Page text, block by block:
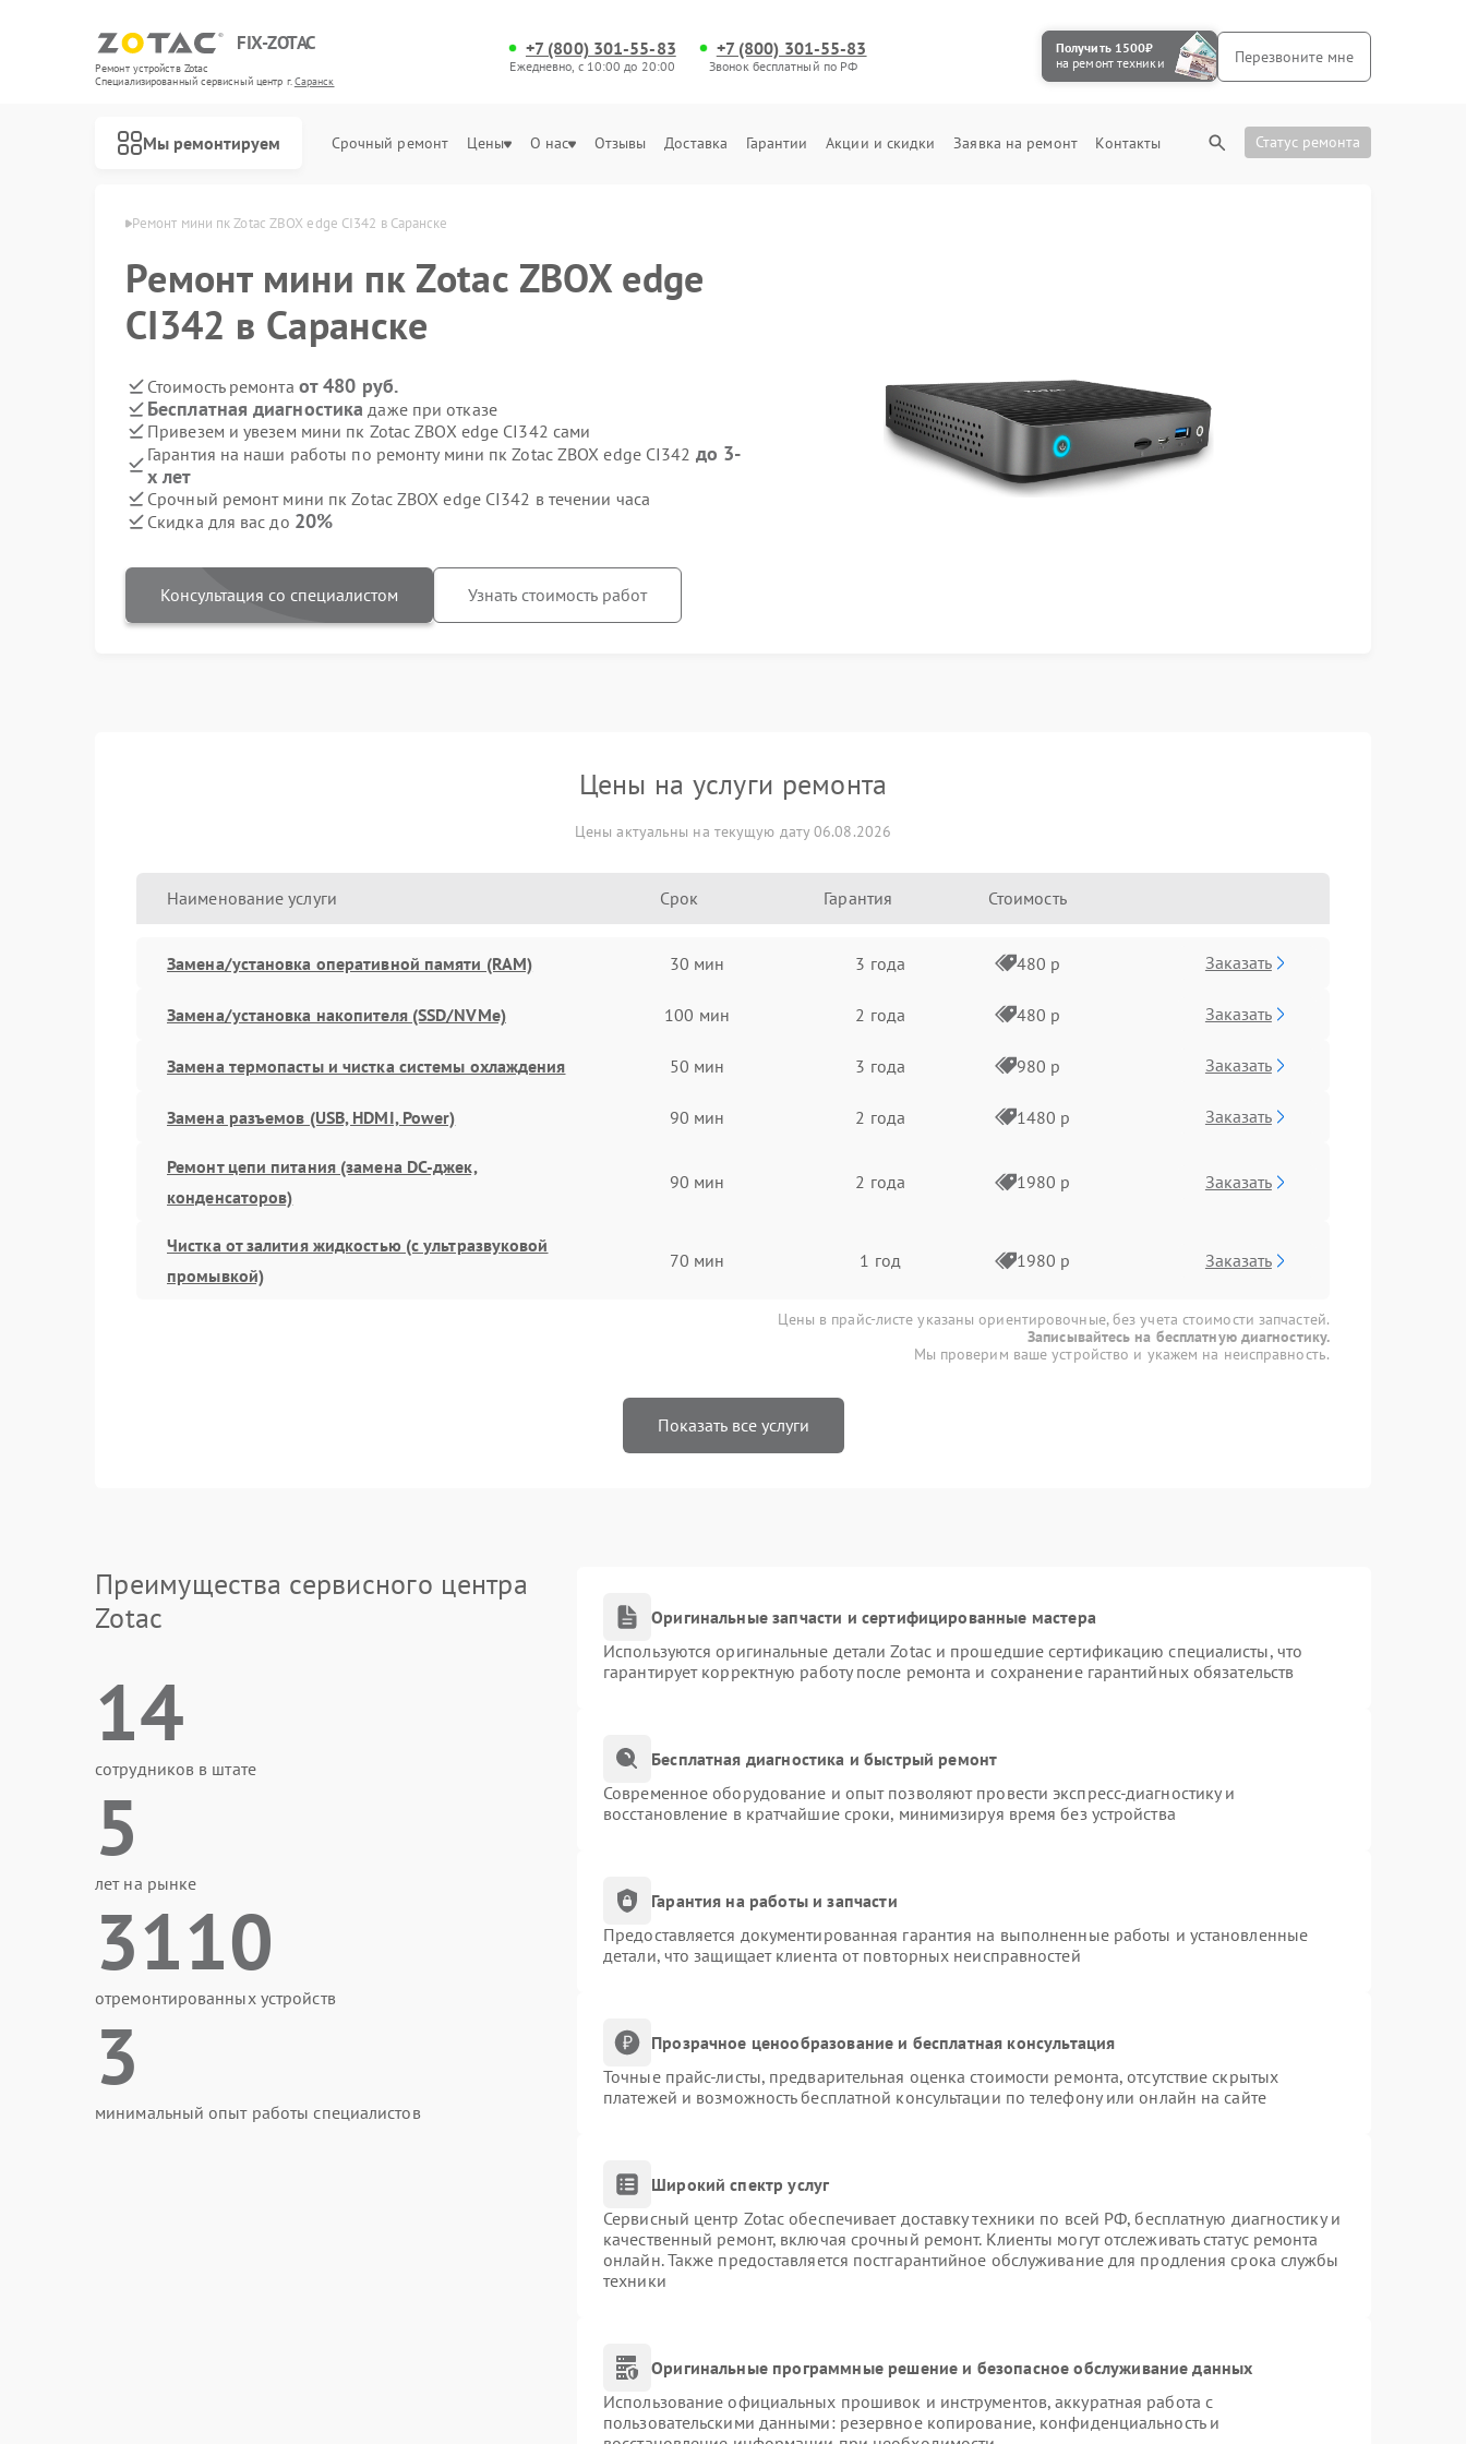
FIX-ZOTAC
Ремонт устройств Zotac
Специализированный cервисный центр г.Саранск
+7 (800) 301-55-83
Ежедневно, с 10:00 до 20:00
+7 (800) 301-55-83
Звонок бесплатный по РФ
Получить 1500₽
на ремонт техники
Перезвоните мне
Мы ремонтируем Срочный ремонт Цены О нас Отзывы Доставка Гарантии Акции и скидки Заявка на ремонт Контакты Статус ремонта
Ремонт мини пк Zotac ZBOX edge CI342 в Саранске
Ремонт мини пк Zotac ZBOX edge
CI342 в Саранске
Стоимость ремонта от 480 руб.
Бесплатная диагностика даже при отказе
Привезем и увезем мини пк Zotac ZBOX edge CI342 сами
Гарантия на наши работы по ремонту мини пк Zotac ZBOX edge CI342 до 3-
х лет
Срочный ремонт мини пк Zotac ZBOX edge CI342 в течении часа
Скидка для вас до 20%
Консультация со специалистом Узнать стоимость работ
Цены на услуги ремонта
Цены актуальны на текущую дату 06.08.2026
Наименование услуги Срок Гарантия Стоимость
Замена/установка оперативной памяти (RAM) 30 мин 3 года 480 р Заказать
Замена/установка накопителя (SSD/NVMe) 100 мин 2 года 480 р Заказать
Замена термопасты и чистка системы охлаждения 50 мин 3 года 980 р Заказать
Замена разъемов (USB, HDMI, Power) 90 мин 2 года 1480 р Заказать
Ремонт цепи питания (замена DC-джек,
конденсаторов)
90 мин 2 года 1980 р Заказать
Чистка от залития жидкостью (с ультразвуковой
промывкой)
70 мин 1 год 1980 р Заказать
Цены в прайс-листе указаны ориентировочные, без учета стоимости запчастей.
Записывайтесь на бесплатную диагностику.
Мы проверим ваше устройство и укажем на неисправность.
Показать все услуги
Преимущества сервисного центра
Zotac
14
сотрудников в штате
5
лет на рынке
3110
отремонтированных устройств
3
минимальный опыт работы специалистов
Оригинальные запчасти и сертифицированные мастера
Используются оригинальные детали Zotac и прошедшие сертификацию специалисты, что
гарантирует корректную работу после ремонта и сохранение гарантийных обязательств
Бесплатная диагностика и быстрый ремонт
Современное оборудование и опыт позволяют провести экспресс-диагностику и
восстановление в кратчайшие сроки, минимизируя время без устройства
Гарантия на работы и запчасти
Предоставляется документированная гарантия на выполненные работы и установленные
детали, что защищает клиента от повторных неисправностей
Прозрачное ценообразование и бесплатная консультация
Точные прайс-листы, предварительная оценка стоимости ремонта, отсутствие скрытых
платежей и возможность бесплатной консультации по телефону или онлайн на сайте
Широкий спектр услуг
Сервисный центр Zotac обеспечивает доставку техники по всей РФ, бесплатную диагностику и
качественный ремонт, включая срочный ремонт. Клиенты могут отслеживать статус ремонта
онлайн. Также предоставляется постгарантийное обслуживание для продления срока службы
техники
Оригинальные программные решение и безопасное обслуживание данных
Использование официальных прошивок и инструментов, аккуратная работа с
пользовательскими данными: резервное копирование, конфиденциальность и